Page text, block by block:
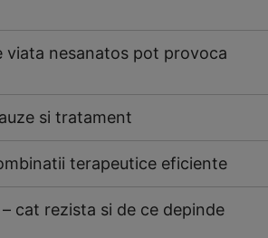
viata nesanatos pot provoca
si tratament
terapeutice eficiente
cat rezista si de ce depinde